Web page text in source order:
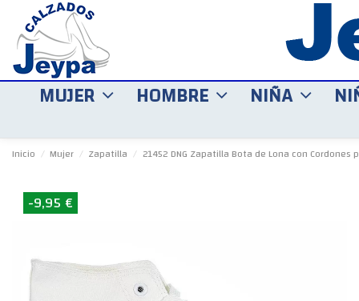
MUJER HOMBRE NIÑA
Inicio Mujer Zapatilla 21452 DNG Zapatilla Bota de Lona con Cordones
-9,95 €